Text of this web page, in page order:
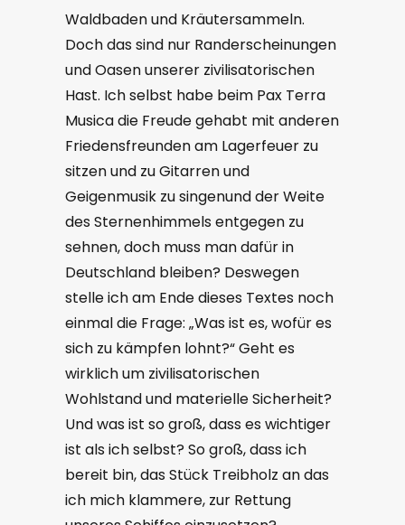
Waldbaden und Kräutersammeln.
Doch das sind nur Randerscheinungen
und Oasen unserer zivilisatorischen
Hast. Ich selbst habe beim Pax Terra
Musica die Freude gehabt mit anderen
Friedensfreunden am Lagerfeuer zu
sitzen und zu Gitarren und
Geigenmusik zu singenund der Weite
des Sternenhimmels entgegen zu
sehnen, doch muss man dafür in
Deutschland bleiben? Deswegen
stelle ich am Ende dieses Textes noch
einmal die Frage: „Was ist es, wofür es
sich zu kämpfen lohnt?“ Geht es
wirklich um zivilisatorischen
Wohlstand und materielle Sicherheit?
Und was ist so groß, dass es wichtiger
ist als ich selbst? So groß, dass ich
bereit bin, das Stück Treibholz an das
ich mich klammere, zur Rettung